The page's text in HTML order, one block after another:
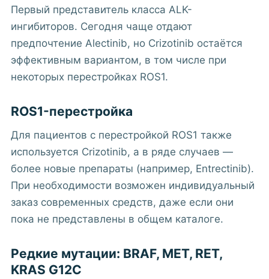
Первый представитель класса ALK-
ингибиторов. Сегодня чаще отдают
предпочтение Alectinib, но Crizotinib остаётся
эффективным вариантом, в том числе при
некоторых перестройках ROS1.
ROS1-перестройка
Для пациентов с перестройкой ROS1 также
используется Crizotinib, а в ряде случаев —
более новые препараты (например, Entrectinib).
При необходимости возможен индивидуальный
заказ современных средств, даже если они
пока не представлены в общем каталоге.
Редкие мутации: BRAF, MET, RET,
KRAS G12C